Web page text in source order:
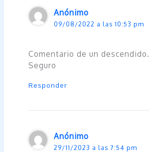
Anónimo
09/08/2022 a las 10:53 pm
Comentario de un descendido.
Seguro
Responder
Anónimo
29/11/2023 a las 7:54 pm